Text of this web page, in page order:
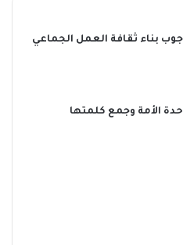
بناء ثقافة العمل الجماعي
الأمة وجمع كلمتها